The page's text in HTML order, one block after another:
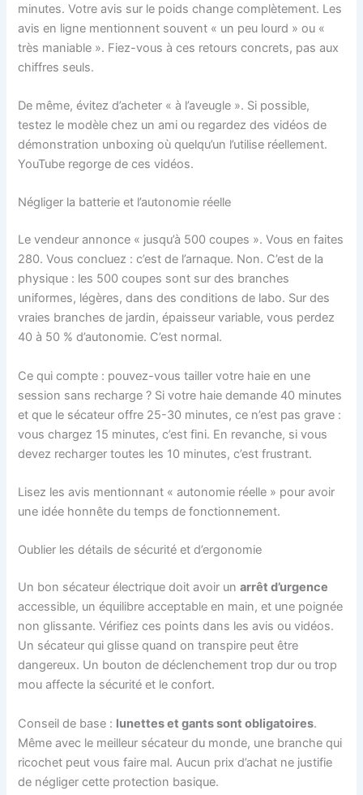
minutes. Votre avis sur le poids change complètement. Les
avis en ligne mentionnent souvent « un peu lourd » ou «
très maniable ». Fiez-vous à ces retours concrets, pas aux
chiffres seuls.
De même, évitez d’acheter « à l’aveugle ». Si possible,
testez le modèle chez un ami ou regardez des vidéos de
démonstration unboxing où quelqu’un l’utilise réellement.
YouTube regorge de ces vidéos.
Négliger la batterie et l’autonomie réelle
Le vendeur annonce « jusqu’à 500 coupes ». Vous en faites
280. Vous concluez : c’est de l’arnaque. Non. C’est de la
physique : les 500 coupes sont sur des branches
uniformes, légères, dans des conditions de labo. Sur des
vraies branches de jardin, épaisseur variable, vous perdez
40 à 50 % d’autonomie. C’est normal.
Ce qui compte : pouvez-vous tailler votre haie en une
session sans recharge ? Si votre haie demande 40 minutes
et que le sécateur offre 25-30 minutes, ce n’est pas grave :
vous chargez 15 minutes, c’est fini. En revanche, si vous
devez recharger toutes les 10 minutes, c’est frustrant.
Lisez les avis mentionnant « autonomie réelle » pour avoir
une idée honnête du temps de fonctionnement.
Oublier les détails de sécurité et d’ergonomie
Un bon sécateur électrique doit avoir unarrêt d’urgence
accessible, un équilibre acceptable en main, et une poignée
non glissante. Vérifiez ces points dans les avis ou vidéos.
Un sécateur qui glisse quand on transpire peut être
dangereux. Un bouton de déclenchement trop dur ou trop
mou affecte la sécurité et le confort.
Conseil de base : lunettes et gants sont obligatoires.
Même avec le meilleur sécateur du monde, une branche qui
ricochet peut vous faire mal. Aucun prix d’achat ne justifie
de négliger cette protection basique.